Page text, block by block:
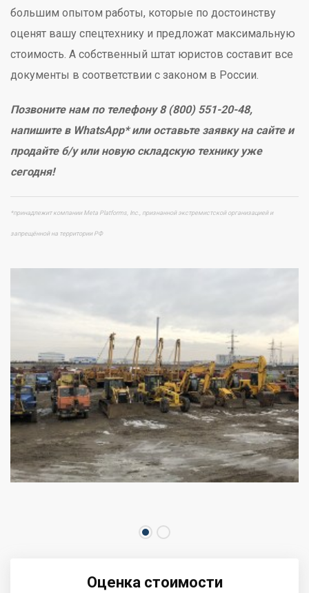
большим опытом работы, которые по достоинству
оценят вашу спецтехнику и предложат максимальную
стоимость. А собственный штат юристов составит все
документы в соответствии с законом в России.
Позвоните нам по телефону 8 (800) 551-20-48,
напишите в WhatsApp* или оставьте заявку на сайте и
продайте б/у или новую складскую технику уже
сегодня!
*принадлежит компании Meta Platforms, Inc., признанной экстремистской организацией и
запрещённой на территории РФ
Оценка стоимости